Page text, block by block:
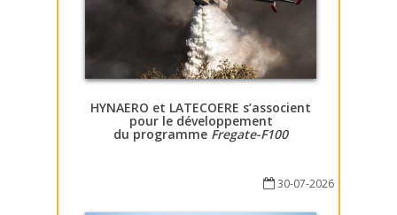
HYNAERO et LATECOERE s’associent
pour le développement
du programme Fregate-F100
30-07-2026